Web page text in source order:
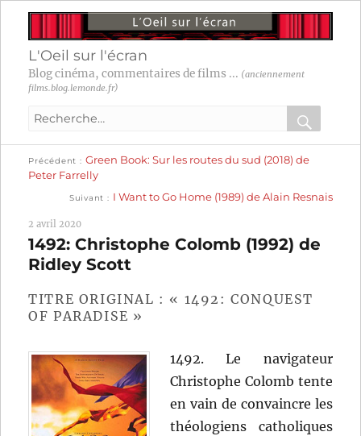
L'Oeil sur l'écran
Blog cinéma, commentaires de films ... (anciennement
films.blog.lemonde.fr)
Recherche
:
OK
Navigation
l’article
Précédent
précédente :
Green Book: Sur les routes du sud (2018) de
Peter Farrelly
Suivant
suivante :
I Want to Go Home (1989) de Alain Resnais
2 avril 2020
1492: Christophe Colomb (1992) de
Ridley Scott
TITRE ORIGINAL : « 1492: CONQUEST
OF PARADISE »
1492. Le navigateur
Christophe Colomb tente
en vain de convaincre les
théologiens catholiques